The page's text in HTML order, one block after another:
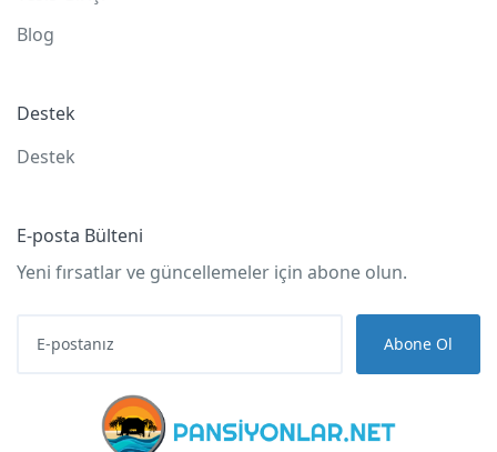
Blog
Destek
Destek
E-posta Bülteni
Yeni fırsatlar ve güncellemeler için abone olun.
Abone Ol